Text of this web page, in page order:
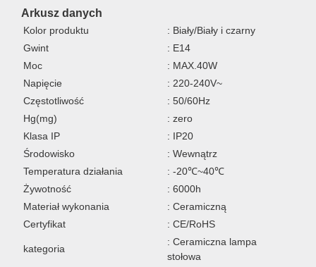
Arkusz danych
Kolor produktu
: Biały/Biały i czarny
Gwint
: E14
Moc
: MAX.40W
Napięcie
: 220-240V~
Częstotliwość
: 50/60Hz
Hg(mg)
: zero
Klasa IP
: IP20
Środowisko
: Wewnątrz
Temperatura działania
: -20℃~40℃
Żywotność
: 6000h
Materiał wykonania
: Ceramiczną
Certyfikat
: CE/RoHS
kategoria
: Ceramiczna lampa
stołowa